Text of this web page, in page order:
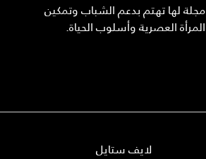
مجلة لها تهتم بدعم الشباب وتمكين
المرأة العصرية وأسلوب الحياة.
لايف ستايل